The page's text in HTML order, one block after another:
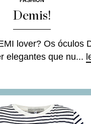
Demis!
lover? Os óculos
elegantes que nu...